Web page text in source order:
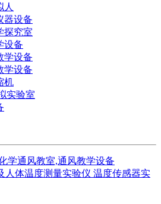
人
器设备
探究室
设备
学设备
学设备
机
实验室
学通风教室,通风教学设备
人体温度测量实验仪 温度传感器实